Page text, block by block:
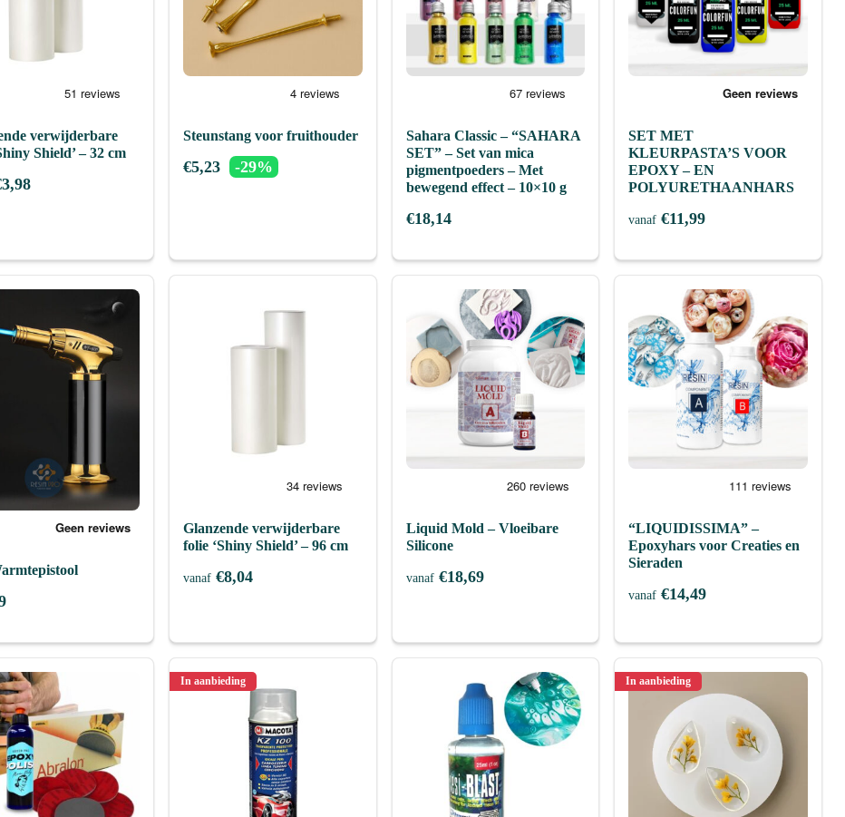
verwijderbare
Shield’ – 32 cm
3,98
Steunstang voor fruithouder
€5,23 -29%
Sahara Classic – “SAHARA
SET” – Set van mica
pigmentpoeders – Met
bewegend effect – 10×10 g
€18,14
SET MET
KLEURPASTA’S VOOR
EPOXY – EN
POLYURETHAANHARS
vanaf €11,99
Glanzende verwijderbare
folie ‘Shiny Shield’ – 96 cm
vanaf €8,04
Liquid Mold – Vloeibare
Silicone
vanaf €18,69
“LIQUIDISSIMA” –
Epoxyhars voor Creaties en
Sieraden
vanaf €14,49
In aanbieding In aanbieding